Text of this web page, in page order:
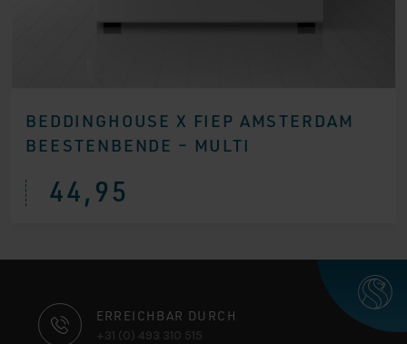
BEDDINGHOUSE X FIEP AMSTERDAM
BEESTENBENDE – MULTI
44,95
KONTAKTINFORMATIONEN
ERREICHBAR DURCH
+31 (0) 493 310 515